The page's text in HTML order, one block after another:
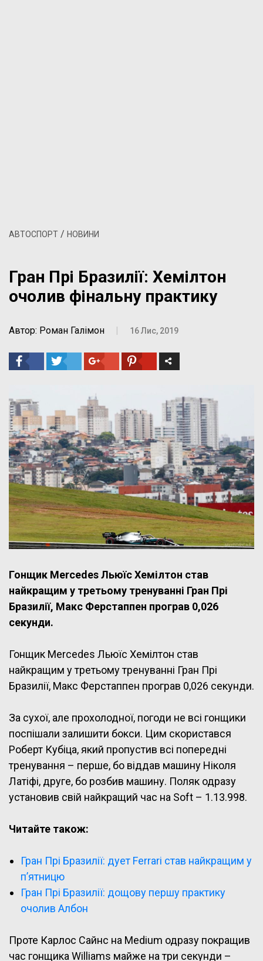
АВТОСПОРТ / НОВИНИ
Гран Прі Бразилії: Хемілтон
очолив фінальну практику
Автор: Роман Галімон | 16 Лис, 2019
Гонщик Mercedes Льюїс Хемілтон став
найкращим у третьому тренуванні Гран Прі
Бразилії, Макс Ферстаппен програв 0,026
секунди.
Гонщик Mercedes Льюїс Хемілтон став
найкращим у третьому тренуванні Гран Прі
Бразилії, Макс Ферстаппен програв 0,026 секунди.
За сухої, але прохолодної, погоди не всі гонщики
поспішали залишити бокси. Цим скористався
Роберт Кубіца, який пропустив всі попередні
тренування – перше, бо віддав машину Ніколя
Латіфі, друге, бо розбив машину. Поляк одразу
установив свій найкращий час на Soft – 1.13.998.
Читайте також:
Гран Прі Бразилії: дует Ferrari став найкращим у
п’ятницю
Гран Прі Бразилії: дощову першу практику
очолив Албон
Проте Карлос Сайнс на Medium одразу покращив
час гонщика Williams майже на три секунди –